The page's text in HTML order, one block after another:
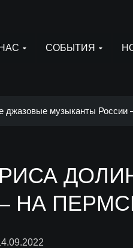
СОБЫТИЯ
музыканты России
НА